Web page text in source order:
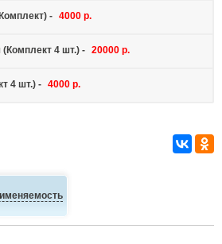
- 4000 р.
(Комплект 4 шт.) - 20000 р.
4 шт.) - 4000 р.